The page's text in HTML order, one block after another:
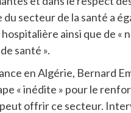
secteur de la santé a
ainsi que de
santé ».
en Algérie, Bernard
« inédite » pour le
offrir ce secteur.